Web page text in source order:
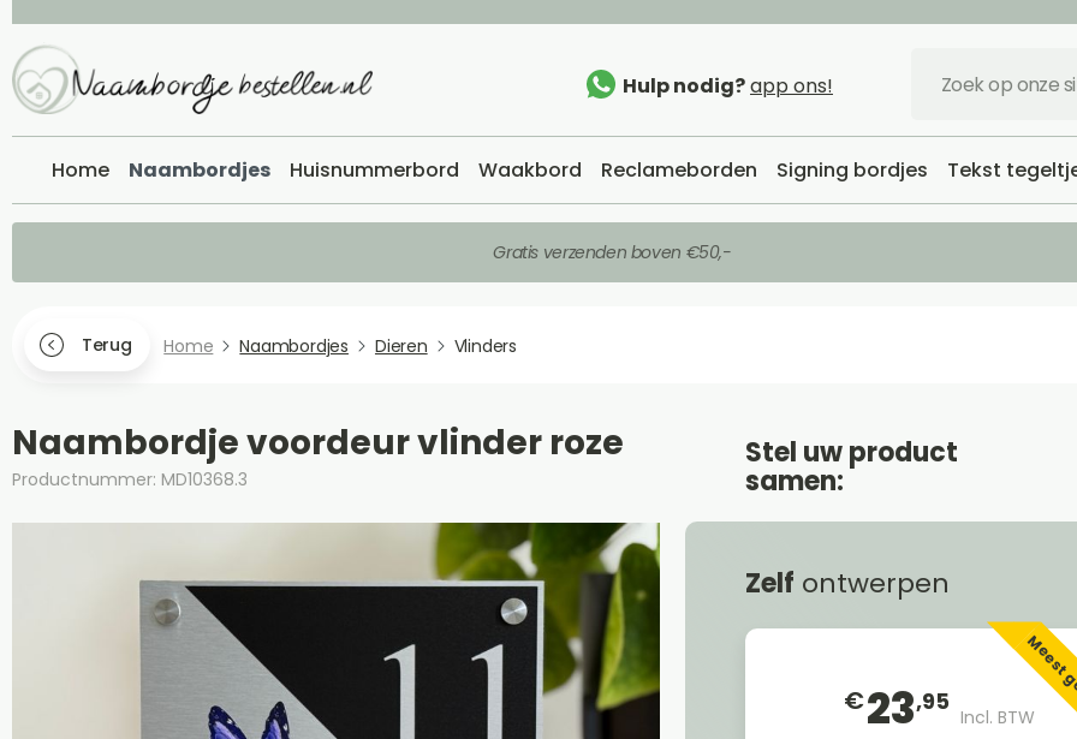
Hulp nodig?app ons!
Home Naambordjes Huisnummerbord Waakbord Reclameborden Signing bordjes Tekst
Gratis verzenden boven €50,-
Terug Home Naambordjes Dieren Vlinders
Naambordje voordeur vlinder roze
Productnummer: MD10368.3
Stel uw product
samen:
Zelf ontwerpen
€23,95
Incl. BTW